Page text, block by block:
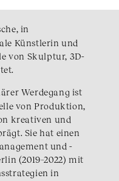
in
Künstlerin und
von Skulptur, 3D-
Werdegang ist
von Produktion,
kreativen und
Sie hat einen
und -
(2019–2022) mit
in